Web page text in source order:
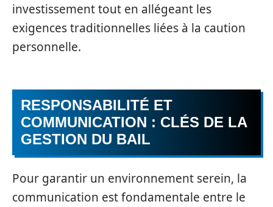
investissement tout en allégeant les
exigences traditionnelles liées à la caution
personnelle.
RESPONSABILITÉ ET
COMMUNICATION : CLÉS DE LA
GESTION DU BAIL
Pour garantir un environnement serein, la
communication est fondamentale entre le